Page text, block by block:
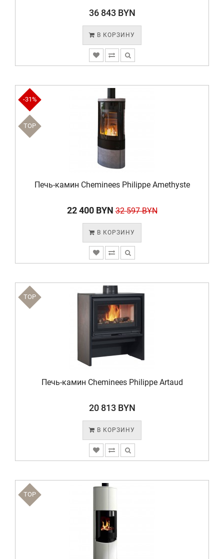
36 843 BYN
В КОРЗИНУ
-31%
TOP
Печь-камин Cheminees Philippe Amethyste
22 400 BYN 32 597 BYN
В КОРЗИНУ
TOP
Печь-камин Cheminees Philippe Artaud
20 813 BYN
В КОРЗИНУ
TOP